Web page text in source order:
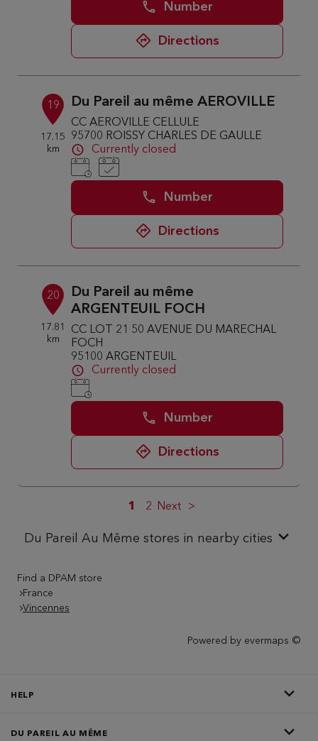
Number
Directions
19
17.15
km
Du Pareil au même AEROVILLE
CC AEROVILLE CELLULE
95700 ROISSY CHARLES DE GAULLE
Currently closed
Number
Directions
20
17.81
km
Du Pareil au même
ARGENTEUIL FOCH
CC LOT 21 50 AVENUE DU MARECHAL
FOCH
95100 ARGENTEUIL
Currently closed
Number
Directions
1 2 Next
Du Pareil Au Même stores in nearby cities
Find a DPAM store
France
Vincennes
Powered by evermaps ©
HELP
DU PAREIL AU MÊME